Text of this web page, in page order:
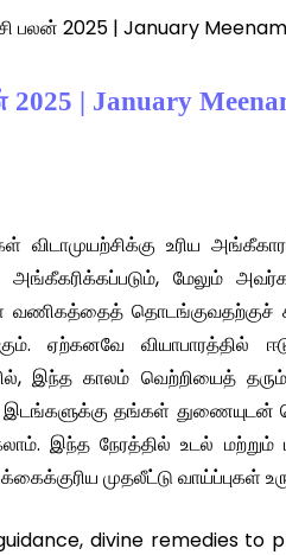
பலன் 2025 | January
| January
உரிய
அங்கீகரிக்கப்படும், மேலும்
வணிகத்தைத்
ஏற்கனவே வியாபாரத்தில்
இந்த காலம் வெற்றியைத்
இடங்களுக்கு தங்கள்
இந்த நேரத்தில் உடல்
முதலீட்டு வாய்ப்புகள்
divine remedies to